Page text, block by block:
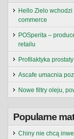
Hello Zielo
commerce
POSperita –
retailu
Profilaktyka
Ascafe umacnia
Nowe filtry oleju,
Popularne
Chiny nie chcą